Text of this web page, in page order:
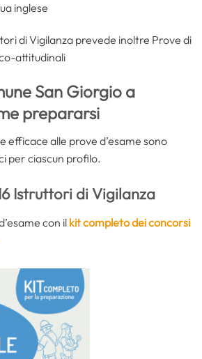
inglese
di Vigilanza prevede inoltre Prove di
attitudinali
San Giorgio a
prepararsi
efficace alle prove d’esame sono
per ciascun profilo.
Istruttori di Vigilanza
con il kit completo dei concorsi